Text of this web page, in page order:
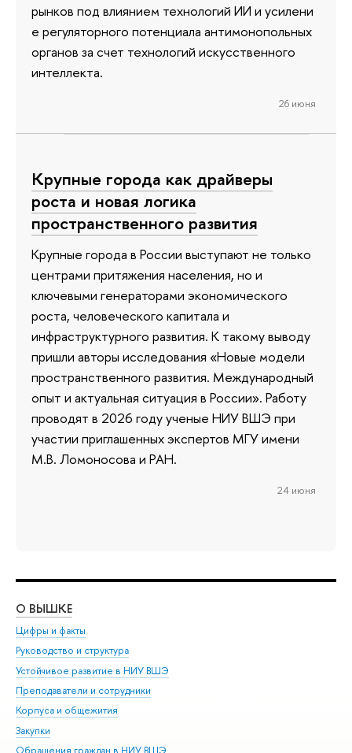
рынков под влиянием технологий ИИ и усилени
е регуляторного потенциала антимонопольных
органов за счет технологий искусственного
интеллекта.
26 июня
Крупные города как драйверы
роста и новая логика
пространственного развития
Крупные города в России выступают не только
центрами притяжения населения, но и
ключевыми генераторами экономического
роста, человеческого капитала и
инфраструктурного развития. К такому выводу
пришли авторы исследования «Новые модели
пространственного развития. Международный
опыт и актуальная ситуация в России». Работу
проводят в 2026 году ученые НИУ ВШЭ при
участии приглашенных экспертов МГУ имени
М.В. Ломоносова и РАН.
24 июня
О ВЫШКЕ
Цифры и факты
Руководство и структура
Устойчивое развитие в НИУ ВШЭ
Преподаватели и сотрудники
Корпуса и общежития
Закупки
Обращения граждан в НИУ ВШЭ